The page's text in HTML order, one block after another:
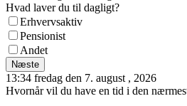
Hvad laver du til dagligt?
Erhvervsaktiv
Pensionist
Andet
Næste
13:34 fredag den 7. august , 2026
Hvornår vil du have en tid i den